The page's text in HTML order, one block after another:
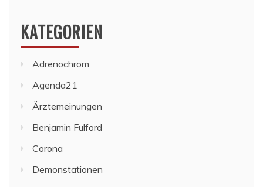
KATEGORIEN
Adrenochrom
Agenda21
Ärztemeinungen
Benjamin Fulford
Corona
Demonstationen